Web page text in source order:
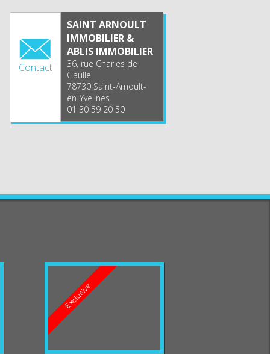
Contact
SAINT ARNOULT
IMMOBILIER &
ABLIS IMMOBILIER
36, rue Charles de
Gaulle
78730 Saint-Arnoult-
en-Yvelines
01 30 59 20 50
Exclusive